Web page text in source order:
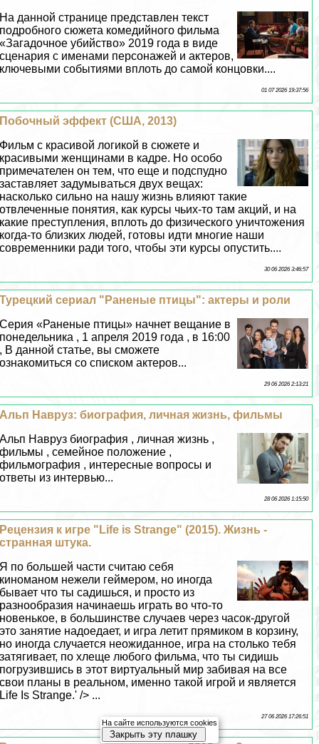
На данной странице представлен текст
подробного сюжета комедийного фильма
«Загадочное убийство» 2019 года в виде
сценария с именами персонажей и актеров,
ключевыми событиями вплоть до самой концовки....
01 07 2026 19:37:56
Побочный эффект (США, 2013)
Фильм с красивой логикой в сюжете и
красивыми женщинами в кадре. Но особо
примечателен он тем, что еще и подспудно
заставляет задумываться двух вещах:
насколько сильно на нашу жизнь влияют такие
отвлеченные понятия, как курсы чьих-то там акций, и на
какие преступления, вплоть до физического уничтожения
когда-то близких людей, готовы идти многие наши
современники ради того, чтобы эти курсы опустить....
30 06 2026 3:46:57
Турецкий сериал "Раненые птицы": актеры и роли
Серия «Раненые птицы» начнет вещание в
понедельника , 1 апреля 2019 года , в 16:00
, В данной статье, вы сможете
ознакомиться со списком актеров...
29 06 2026 2:13:21
Альп Навруз: биография, личная жизнь, фильмы
Альп Навруз биография , личная жизнь ,
фильмы , семейное положение ,
фильмография , интересные вопросы и
ответы из интервью...
28 06 2026 1:15:50
Рецензия к игре "Life is Strange" (2015). Жизнь -
странная штука.
Я по большей части считаю себя
киноманом нежели гeймером, но иногда
бывает что ты садишься, и просто из
разнообразия начинаешь играть во что-то
новенькое, в большинстве случаев через часок-другой
это занятие надоедает, и игра летит прямиком в корзину,
но иногда случается неожиданное, игра на столько тебя
затягивает, по хлеще любого фильма, что ты сидишь
погрузившись в этот виртуальный мир забивая на все
свои планы в реальном, именно такой игрой и является
Life Is Strange.' /> ...
27 06 2026 17:26:51
На сайте используются cookies
Закрыть эту плашку